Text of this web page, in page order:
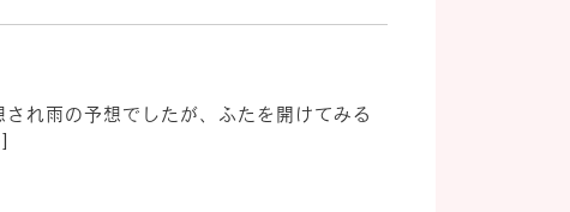
れ雨の予想でしたが、ふたを開けてみる